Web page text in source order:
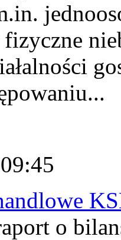
o